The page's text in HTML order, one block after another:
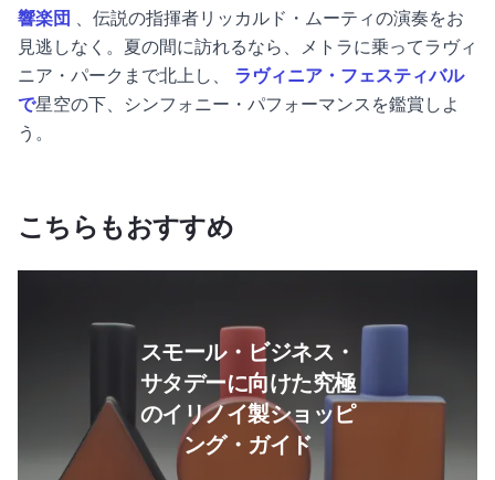
響楽団
、伝説の指揮者リッカルド・ムーティの演奏をお
見逃しなく。夏の間に訪れるなら、メトラに乗ってラヴィ
ニア・パークまで北上し、
ラヴィニア・フェスティバル
で星空の下、シンフォニー・パフォーマンスを鑑賞しよ
う。
こちらもおすすめ
スモール・ビジネス・
サタデーに向けた究極
のイリノイ製ショッピ
ング・ガイド